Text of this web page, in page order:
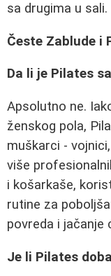
sa drugima u sali.
Česte Zablude i
Da li je Pilates
Apsolutno ne.
ženskog pola,
muškarci -
više
i košarkaše,
rutine za
povreda i jačanje
Je li Pilates